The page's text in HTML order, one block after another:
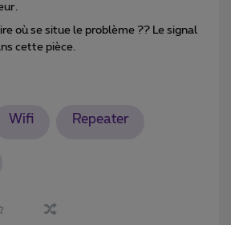
où se situe le problème ?? Le signal
cette pièce.
Wifi Repeater